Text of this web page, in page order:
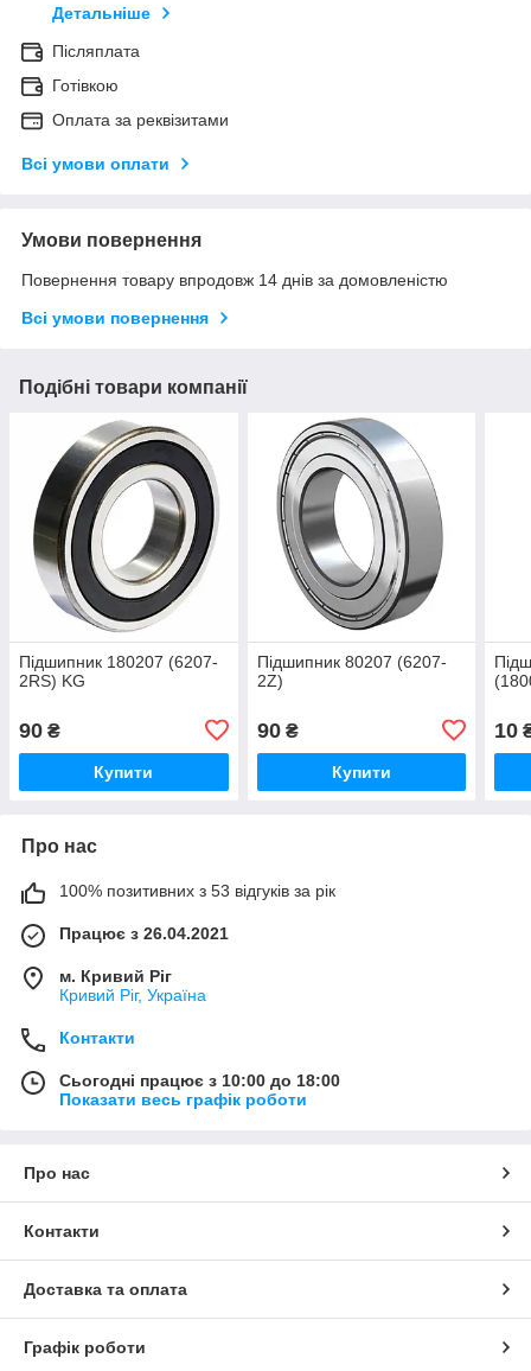
Детальніше
Післяплата
Готівкою
Оплата за реквізитами
Всі умови оплати
Умови повернення
Повернення товару впродовж 14 днів за домовленістю
Всі умови повернення
Подібні товари компанії
Підшипник 180207 (6207-
2RS) KG
90 ₴
Купити
Підшипник 80207 (6207-
2Z)
90₴
Купити
10
Про нас
100% позитивних з 53 відгуків за рік
Працює з 26.04.2021
м. Кривий Ріг
Кривий Ріг, Україна
Контакти
Сьогодні працює з 10:00 до 18:00
Показати весь графік роботи
Про нас
Контакти
Доставка та оплата
Графік роботи